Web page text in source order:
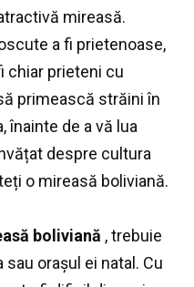
mireasă.
a fi prietenoase,
chiar prieteni cu
primească străini în
înainte de a vă lua
despre cultura
o mireasă boliviană.
boliviană , trebuie
orașul ei natal. Cu